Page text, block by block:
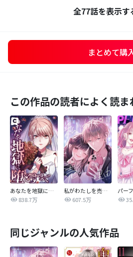
全77話を表示す
まとめて購
この作品の読者によく読
あなたを地獄に堕とすまで
838.7万
私がわたしを売る理由
607.5万
同じジャンルの人気作品